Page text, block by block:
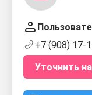
+7 (908) 17-
Уточнить